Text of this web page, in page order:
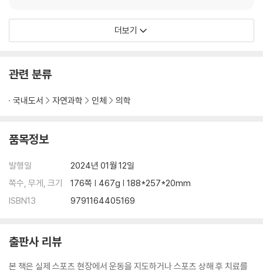
1. 손목 부상 종류 및 발생 메커니즘, 증상
5. 보강운동
7. 테이핑
06 골반 Pelvis
1. 골반 부상 종류 및 발생 메커니즘, 증상
3. 기능평가
4. 가동성 운동
더보기
관련 분류
국내도서 자연과학 인체 의학
품목정보
발행일
2024년 01월 12일
쪽수, 무게, 크기
176쪽 | 467g | 188*257*20mm
ISBN13
9791164405169
출판사 리뷰
본 책은 실제 스포츠 현장에서 운동을 지도하거나 스포츠 상해 후 치료를